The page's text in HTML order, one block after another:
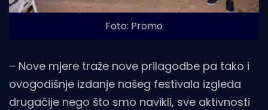
Foto: Promo
– Nove mjere traže nove prilagodbe pa tako i
ovogodišnje izdanje našeg festivala izgleda
drugačije nego što smo navikli, sve aktivnosti